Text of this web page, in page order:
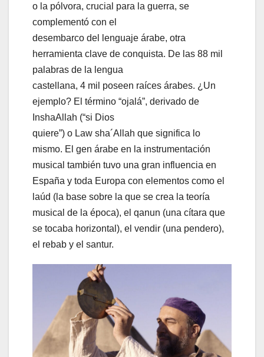
o la pólvora, crucial para la guerra, se
complementó con el
desembarco del lenguaje árabe, otra
herramienta clave de conquista. De las 88 mil
palabras de la lengua
castellana, 4 mil poseen raíces árabes. ¿Un
ejemplo? El término “ojalá”, derivado de
InshaAllah (“si Dios
quiere”) o Law sha´Allah que significa lo
mismo. El gen árabe en la instrumentación
musical también tuvo una gran influencia en
España y toda Europa con elementos como el
laúd (la base sobre la que se crea la teoría
musical de la época), el qanun (una cítara que
se tocaba horizontal), el vendir (una pendero),
el rebab y el santur.